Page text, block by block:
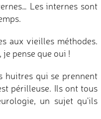
Les internes sont
aux vieilles méthodes.
pense que oui !
huitres qui se prennent
périlleuse. Ils ont tous
un sujet qu'ils